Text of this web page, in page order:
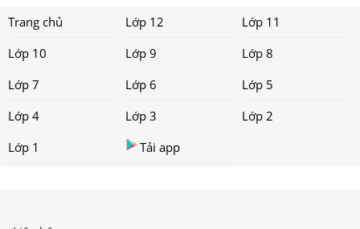
Trang chủ Lớp 12
Lớp 11
Lớp 10
Lớp 9
Lớp 8
Lớp 7
Lớp 6
Lớp 5
Lớp 4
Lớp 3
Lớp 2
Lớp 1
Tải app